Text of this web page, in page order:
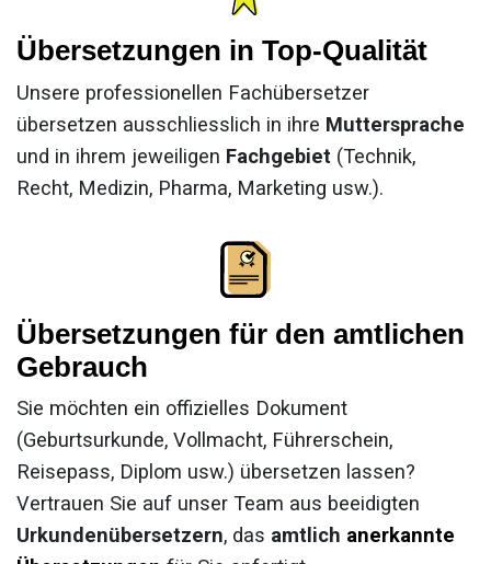
Übersetzungen in Top-Qualität
Unsere professionellen Fachübersetzer
übersetzen ausschliesslich in ihre Muttersprache
und in ihrem jeweiligen Fachgebiet (Technik,
Recht, Medizin, Pharma, Marketing usw.).
Übersetzungen für den amtlichen
Gebrauch
Sie möchten ein offizielles Dokument
(Geburtsurkunde, Vollmacht, Führerschein,
Reisepass, Diplom usw.) übersetzen lassen?
Vertrauen Sie auf unser Team aus beeidigten
Urkundenübersetzern, das amtlich anerkannte